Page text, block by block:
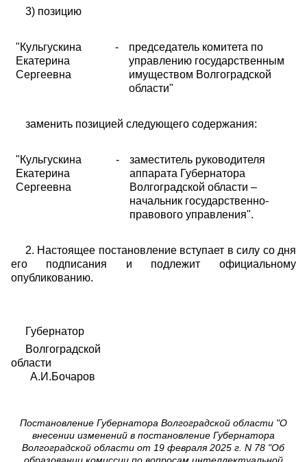
3) позицию
"Кульгускина
Екатерина
Сергеевна
-
председатель комитета по
управлению государственным
имуществом Волгоградской
области"
заменить позицией следующего содержания:
"Кульгускина
Екатерина
Сергеевна
-
заместитель руководителя
аппарата Губернатора
Волгоградской области –
начальник государственно-
правового управления".
2. Настоящее постановление вступает в силу со дня
его подписания и подлежит официальному
опубликованию.
Губернатор
Волгоградской
области
А.И.Бочаров
Постановление Губернатора Волгоградской области "О
внесении изменений в постановление Губернатора
Волгоградской области от 19 февраля 2025 г. N 78 "Об